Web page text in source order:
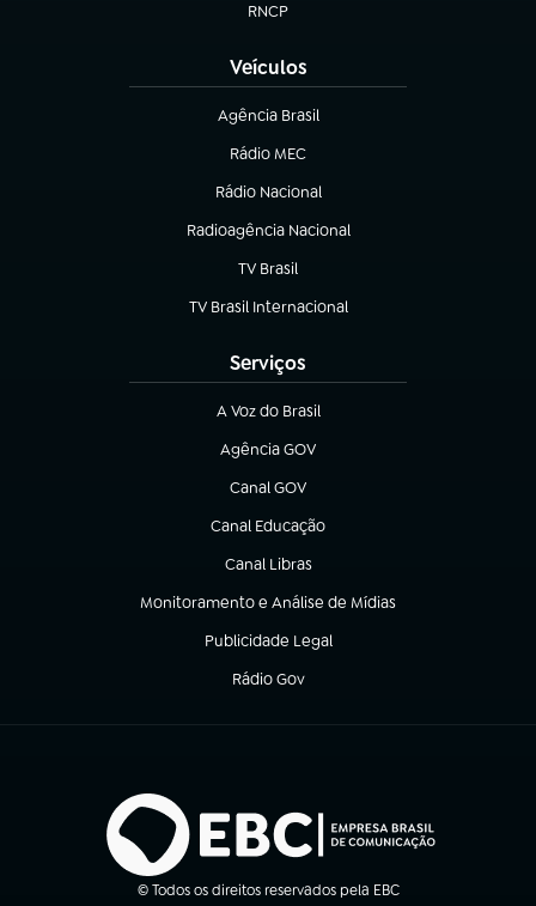
RNCP
(abre em nova aba)
Veículos
Agência Brasil
(abre em nova aba)
Rádio MEC
(abre em nova aba)
Rádio Nacional
Radioagência Nacional
(abre em nova aba)
TV Brasil
(abre em nova aba)
TV Brasil Internacional
(abre em nova aba)
Serviços
A Voz do Brasil
(abre em nova aba)
Agência GOV
(abre em nova aba)
Canal GOV
(abre em nova aba)
Canal Educação
(abre em nova aba)
Canal Libras
(abre em nova aba)
Monitoramento e Análise de Mídias
(abre em nova aba)
Publicidade Legal
(abre em nova aba)
Rádio Gov
(abre em nova aba)
© Todos os direitos reservados pela EBC